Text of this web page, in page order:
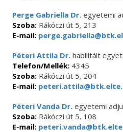
Perge Gabriella Dr. egyetemi
Szoba: Rákóczi út 5, 213
E-mail:
Péteri Attila Dr. habilitált
Telefon/Mellék: 4345
Szoba: Rákóczi út 5, 204
E-mail:
Péteri Vanda Dr. egyetemi
Szoba: Rákóczi út 5, 108
E-mail: